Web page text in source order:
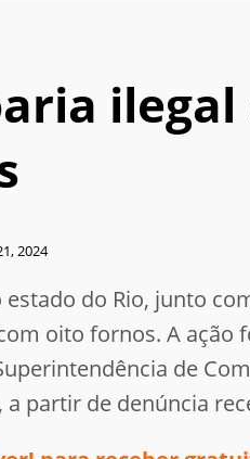
2024
do Rio, junto
oito fornos. A ação
de
a partir de denúncia